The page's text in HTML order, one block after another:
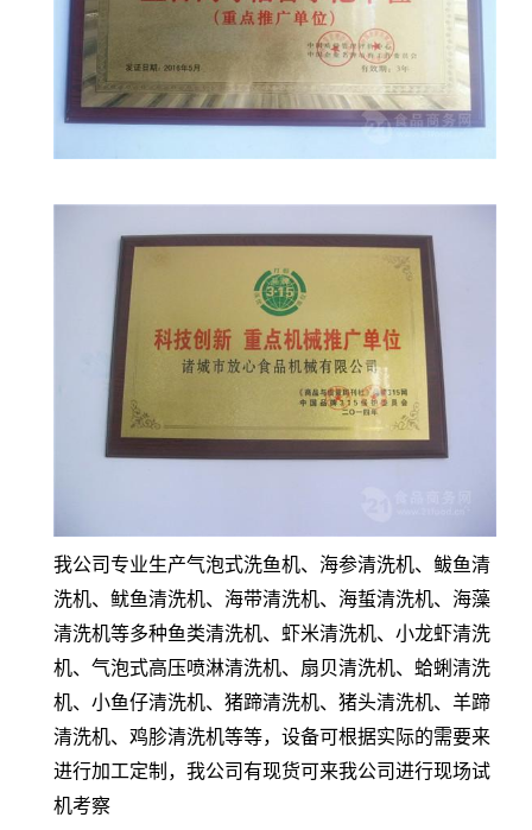
我公司专业生产气泡式洗鱼机、海参清洗机、鲅鱼清
洗机、鱿鱼清洗机、海带清洗机、海蜇清洗机、海藻
清洗机等多种鱼类清洗机、虾米清洗机、小龙虾清洗
机、气泡式高压喷淋清洗机、扇贝清洗机、蛤蜊清洗
机、小鱼仔清洗机、猪蹄清洗机、猪头清洗机、羊蹄
清洗机、鸡胗清洗机等等，设备可根据实际的需要来
进行加工定制，我公司有现货可来我公司进行现场试
机考察